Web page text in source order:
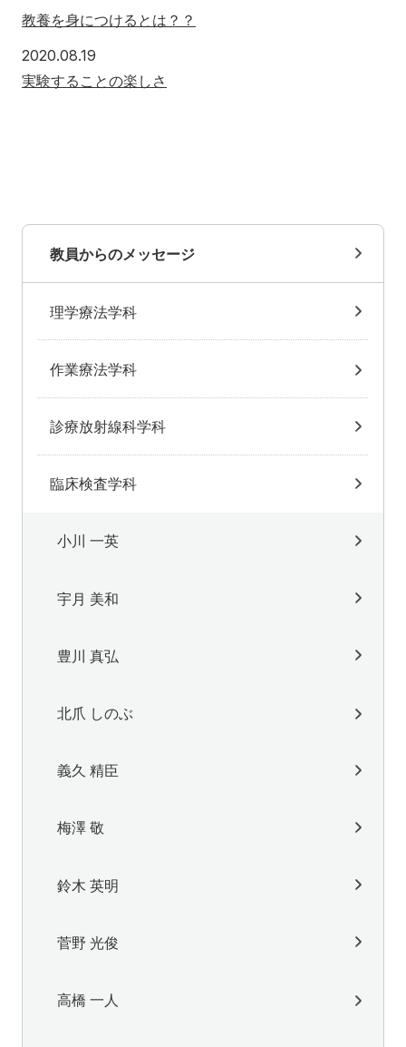
教養を身につけるとは？？
2020.08.19
実験することの楽しさ
教員からのメッセージ
理学療法学科
作業療法学科
診療放射線科学科
臨床検査学科
小川 一英
宇月 美和
豊川 真弘
北爪 しのぶ
義久 精臣
梅澤 敬
鈴木 英明
菅野 光俊
高橋 一人